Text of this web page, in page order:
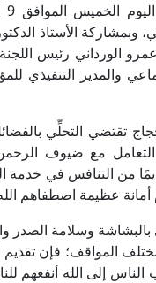
وبمشاركة الأستاذ
الورداني رئيس
والمدير التنفيذي
تقتضي التحلِّي
مع ضيوف
من التنافس في خدمة
عظيمة اصطفاهم
وسلامة الصدر
المواقف؛ فإن
إلى الله أنفعهم